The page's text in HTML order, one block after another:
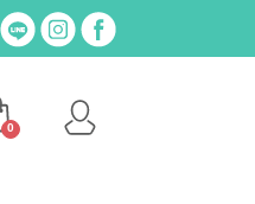
0